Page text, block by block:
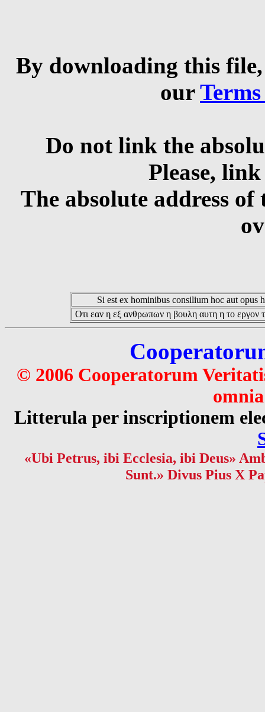
By downloading this
our
Do not link the
Please,
The absolute address
Si est ex hominibus consilium hoc aut opus
Οτι εαν η εξ ανθρωπων η βουλη αυτη η το εργον
© 2006 Cooperatorum
Litterula per inscriptionem
«Ubi Petrus, ibi Ecclesia, ibi Deus»
Sunt.» Divus Pius X